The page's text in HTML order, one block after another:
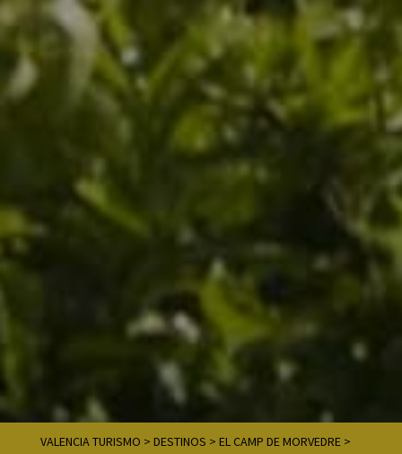
VALENCIA TURISMO > DESTINOS > EL CAMP DE MORVEDRE>